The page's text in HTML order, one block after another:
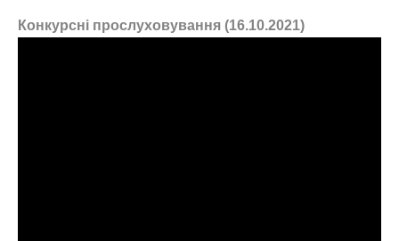
Конкурсні прослуховування (16.10.2021)